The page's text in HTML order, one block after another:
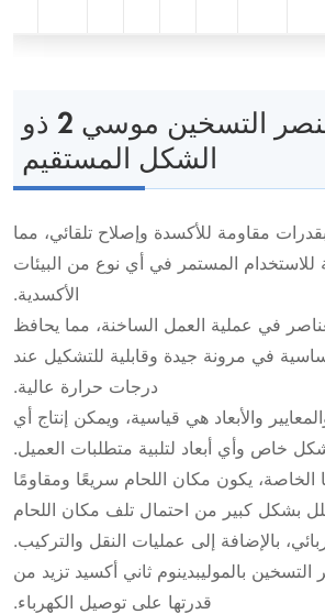
ميزات عنصر التسخين موسي 2 ذو
الشكل المستقيم
بقدرات مقاومة للأكسدة وإصلاح تلقائي، مما
للاستخدام المستمر في أي نوع من البيئات
الأكسدية.
في عملية العمل الساخنة، مما يحافظ
في مرونة جيدة وقابلية للتشكيل عند
درجات حرارة عالية.
والأبعاد هي قياسية، ويمكن إنتاج أي
خاص وأي أبعاد لتلبية متطلبات العميل.
الخاصة، يكون مكان اللحام سريعًا ومقاومًا
بشكل كبير من احتمال تلف مكان اللحام
بالإضافة إلى عمليات النقل والتركيب.
التسخين بالموليبدينوم ثاني أكسيد تزيد من
قدرتها على توصيل الكهرباء.